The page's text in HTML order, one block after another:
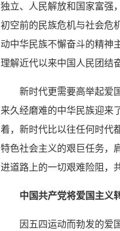
独立、人民解放和国家富强
初空前的民族危机与社会危
动中华民族不懈奋斗的精神
理解近代以来中国人民团结
新时代更需要高举起爱
来久经磨难的中华民族迎来
着，新时代比以往任何时代
特色社会主义的艰巨任务，
进道路上的一切艰难险阻，
中国共产党将爱国主义
因五四运动而勃发的爱